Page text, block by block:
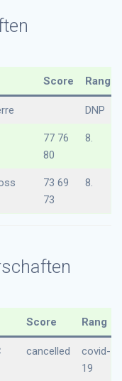
Score Rang
DNP
77 76
80
8.
73 69
73
8.
Score Rang
cancelled
covid-
19